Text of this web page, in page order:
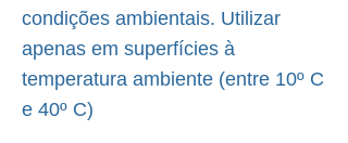
condições ambientais. Utilizar
apenas em superfícies à
temperatura ambiente (entre 10º C
e 40º C)